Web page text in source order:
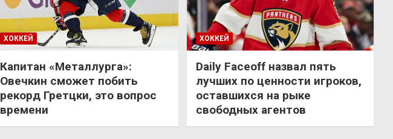
ХОККЕЙ
Капитан «Металлурга»:
Овечкин сможет побить
рекорд Гретцки, это вопрос
времени
ХОККЕЙ
Daily Faceoff назвал пять
лучших по ценности игроков,
оставшихся на рыке
свободных агентов